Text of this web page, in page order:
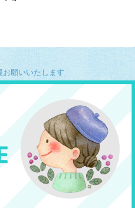
お願いいたします